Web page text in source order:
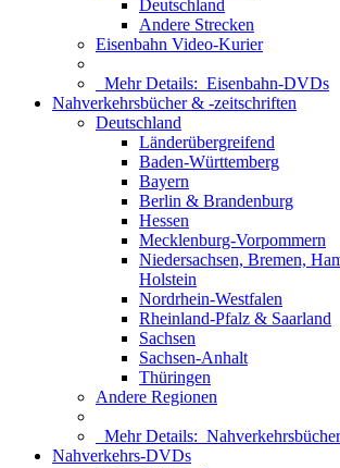
Deutschland
Andere Strecken
Eisenbahn Video-Kurier
Mehr Details: Eisenbahn-DVDs
Nahverkehrsbücher & -zeitschriften
Deutschland
Länderübergreifend
Baden-Württemberg
Bayern
Berlin & Brandenburg
Hessen
Mecklenburg-Vorpommern
Niedersachsen, Bremen,
Holstein
Nordrhein-Westfalen
Rheinland-Pfalz & Saarland
Sachsen
Sachsen-Anhalt
Thüringen
Andere Regionen
Mehr Details:
Nahverkehrs-DVDs